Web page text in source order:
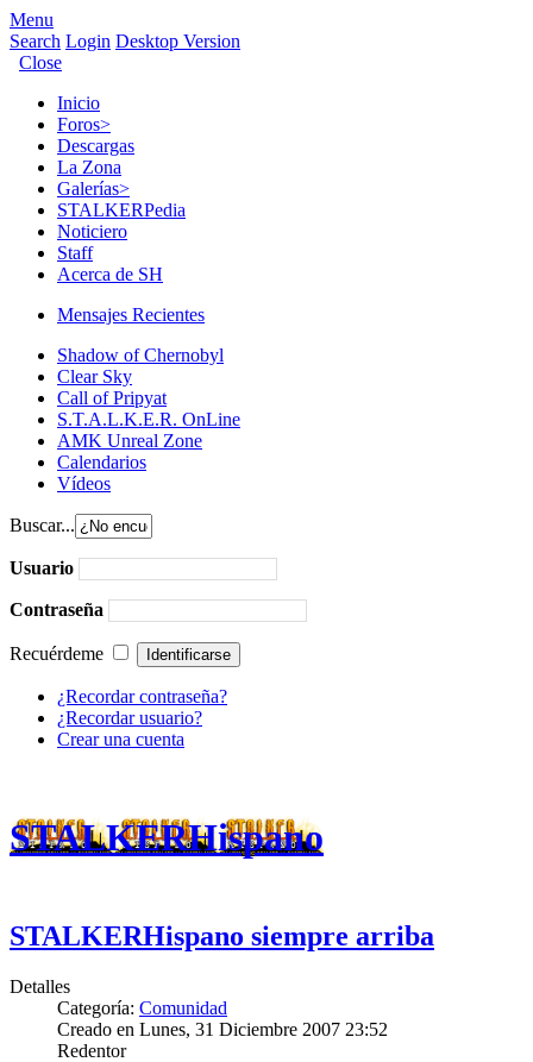
Menu
Search Login Desktop Version
Close
Inicio
Foros>
Descargas
La Zona
Galerías>
STALKERPedia
Noticiero
Staff
Acerca de SH
Mensajes Recientes
Shadow of Chernobyl
Clear Sky
Call of Pripyat
S.T.A.L.K.E.R. OnLine
AMK Unreal Zone
Calendarios
Vídeos
Buscar...
Usuario
Contraseña
Recuérdeme
¿Recordar contraseña?
¿Recordar usuario?
Crear una cuenta
STALKERHispano
STALKERHispano siempre arriba
Detalles
Categoría: Comunidad
Creado en Lunes, 31 Diciembre 2007 23:52
Redentor